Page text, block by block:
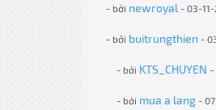
- bởi newroyal - 03-11-
- bởi buitrungthien -
- bởi KTS_CHUYEN -
- bởi mua a lang-